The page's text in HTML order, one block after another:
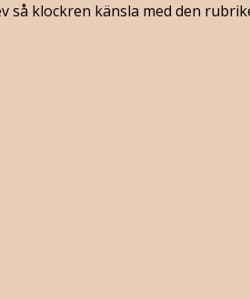
så klockren känsla med den